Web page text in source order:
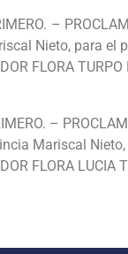
–
Nieto, para el
FLORA
–
Mariscal
FLORA LUCIA